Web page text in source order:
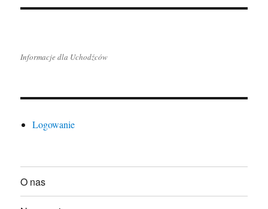
Informacje dla Uchodźców
Logowanie
O nas